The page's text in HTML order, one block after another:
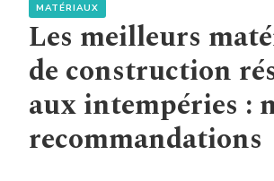
MATÉRIAUX
Les meilleurs
de construction
aux intempéries :
recommandations